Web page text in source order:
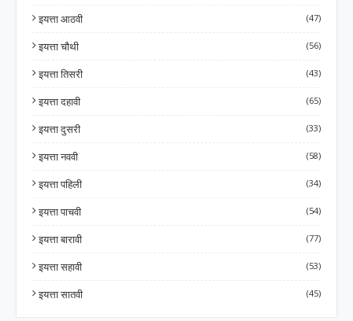
इयत्ता आठवी (47)
इयत्ता चौथी (56)
इयत्ता तिसरी (43)
इयत्ता दहावी (65)
इयत्ता दुसरी (33)
इयत्ता नववी (58)
इयत्ता पहिली (34)
इयत्ता पाचवी (54)
इयत्ता बारावी (77)
इयत्ता सहावी (53)
इयत्ता सातवी (45)